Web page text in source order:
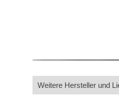
Weitere Hersteller und